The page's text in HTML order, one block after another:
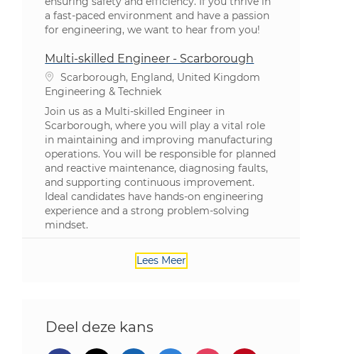
a fast-paced environment and have a passion
for engineering, we want to hear from you!
Multi-skilled Engineer - Scarborough
PlaatsScarborough, England, United Kingdom
Categorie
Engineering & Techniek
Join us as a Multi-skilled Engineer in
Scarborough, where you will play a vital role
in maintaining and improving manufacturing
operations. You will be responsible for planned
and reactive maintenance, diagnosing faults,
and supporting continuous improvement.
Ideal candidates have hands-on engineering
experience and a strong problem-solving
mindset.
Lees Meer
Deel deze kans